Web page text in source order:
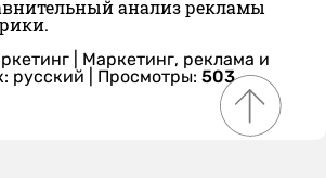
анализ рекламы
Маркетинг, реклама и
русский | Просмотры: 503